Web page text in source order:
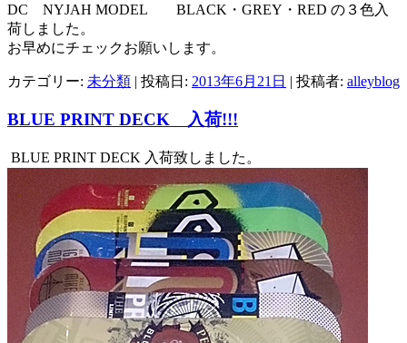
DC NYJAH MODEL BLACK・GREY・RED の３色入
荷しました。
お早めにチェックお願いします。
カテゴリー: 未分類 | 投稿日: 2013年6月21日 | 投稿者: alleyblog
BLUE PRINT DECK 入荷!!!
BLUE PRINT DECK 入荷致しました。